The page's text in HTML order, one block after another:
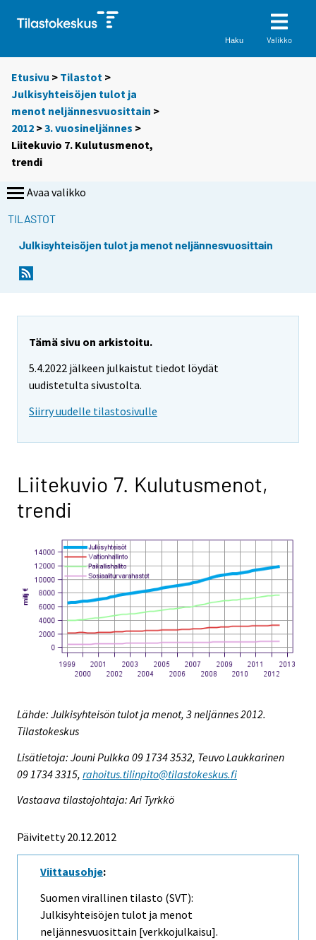
Haku Valikko
Etusivu > Tilastot >
Julkisyhteisöjen tulot ja
menot neljännesvuosittain >
2012 >3. vuosineljännes >
Liitekuvio 7. Kulutusmenot,
trendi
Avaa valikko
TILASTOT
Julkisyhteisöjen tulot ja menot neljännesvuosittain
Tämä sivu on arkistoitu.
5.4.2022 jälkeen julkaistut tiedot löydät
uudistetulta sivustolta.
Siirry uudelle tilastosivulle
Liitekuvio 7. Kulutusmenot,
trendi
Lähde: Julkisyhteisön tulot ja menot, 3 neljännes 2012.
Tilastokeskus
Lisätietoja: Jouni Pulkka 09 1734 3532, Teuvo Laukkarinen
09 1734 3315, rahoitus.tilinpito@tilastokeskus.fi
Vastaava tilastojohtaja: Ari Tyrkkö
Päivitetty 20.12.2012
Viittausohje:
Suomen virallinen tilasto (SVT):
Julkisyhteisöjen tulot ja menot
neljännesvuosittain [verkkojulkaisu].